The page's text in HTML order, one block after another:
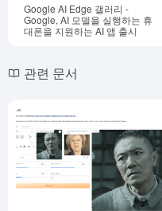
Google AI Edge 갤러리 -
Google, AI 모델을 실행하는 휴
대폰을 지원하는 AI 앱 출시
관련 문서